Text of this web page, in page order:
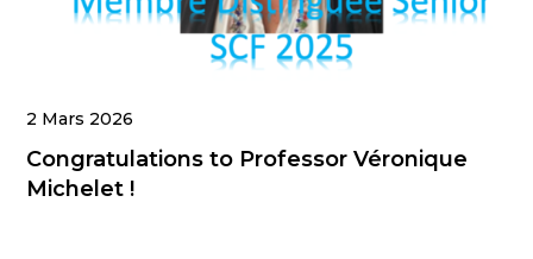
2 Mars 2026
Congratulations to Professor Véronique
Michelet !